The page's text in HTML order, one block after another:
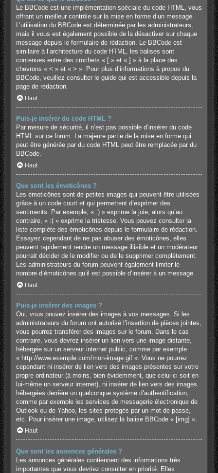
Le BBCode est une implémentation spéciale du code HTML, vous
offrant un meilleur contrôle sur la mise en forme d’un message.
L’utilisation du BBCode est déterminée par les administrateurs,
mais il vous est également possible de la désactiver sur chaque
message depuis le formulaire de rédaction. Le BBCode est
similaire à l’architecture du code HTML, les balises sont
contenues entre des crochets « [ » et « ] » à la place des
chevrons « < » et « > ». Pour plus d’informations à propos du
BBCode, veuillez consulter le guide qui est accessible depuis la
page de rédaction.
Haut
Puis-je insérer du code HTML ?
Par mesure de sécurité, il n’est pas possible d’insérer du code
HTML sur ce forum. La majeure partie de la mise en forme qui
peut être générée par du code HTML peut être remplacée par du
BBCode.
Haut
Que sont les émoticônes ?
Les émoticônes sont de petites images qui peuvent être utilisées
grâce à un code court et qui permettent d’exprimer des
sentiments. Par exemple, « :) » exprime la joie, alors qu’au
contraire, « :( » exprime la tristesse. Vous pouvez consulter la
liste complète des émoticônes depuis le formulaire de rédaction.
Essayez cependant de ne pas abuser des émoticônes, elles
peuvent rapidement rendre un message illisible et un modérateur
pourrait décider de le modifier ou de le supprimer complètement.
Les administrateurs du forum peuvent également limiter le
nombre d’émoticônes qu’il est possible d’insérer à un message.
Haut
Puis-je insérer des images ?
Oui, vous pouvez insérer des images à vos messages. Si les
administrateurs du forum ont autorisé l’insertion de pièces jointes,
vous pourrez transférer des images sur le forum. Dans le cas
contraire, vous devrez insérer un lien vers une image distante,
hébergée sur un serveur internet public, comme par exemple
« http://www.exemple.com/mon-image.gif ». Vous ne pourrez
cependant ni insérer de lien vers des images présentes sur votre
propre ordinateur (à moins, bien évidemment, que celui-ci soit en
lui-même un serveur internet), ni insérer de lien vers des images
hébergées derrière un quelconque système d’authentification,
comme par exemple les services de messagerie électronique de
Outlook ou de Yahoo, les sites protégés par un mot de passe,
etc. Pour insérer une image, utilisez la balise BBCode « [img] ».
Haut
Que sont les annonces générales ?
Les annonces générales contiennent des informations très
importantes que vous devriez consulter en priorité. Elles